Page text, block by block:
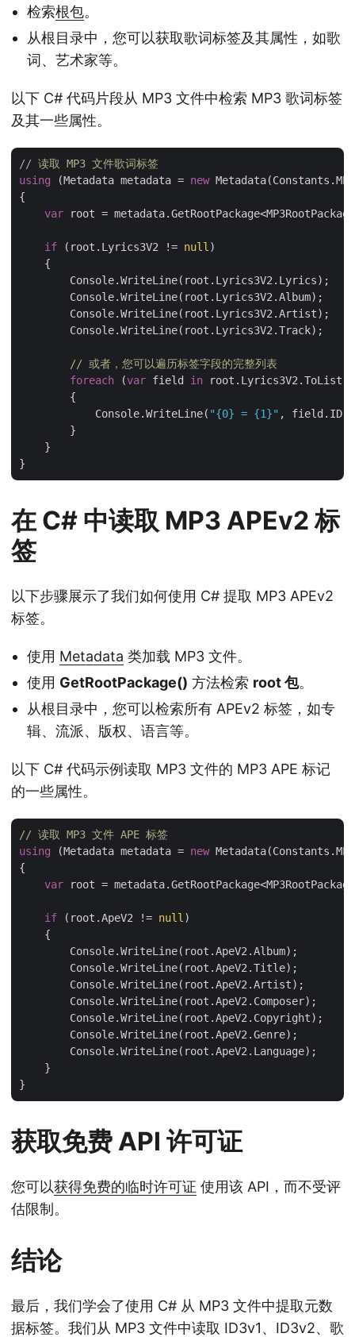
检索根包。
从根目录中，您可以获取歌词标签及其属性，如歌
词、艺术家等。
以下 C# 代码片段从 MP3 文件中检索 MP3 歌词标签
及其一些属性。
// 读取 MP3 文件歌词标签
using (Metadata metadata = new
{
var root =
if (root.Lyrics3V2 != null )
    {
        Console.WriteLine(root.Lyrics3V2.Lyrics);
        Console.WriteLine(root.Lyrics3V2.Album);
        Console.WriteLine(root.Lyrics3V2.Artist);
        Console.WriteLine(root.Lyrics3V2.Track);
// 或者，您可以遍历标签字段的完整列表
foreach (var field in
        {
            Console.WriteLine(
"{0} = {1}" , field.ID,
        }
    }
在 C# 中读取 MP3 APEv2 标
签
以下步骤展示了我们如何使用 C# 提取 MP3 APEv2
标签。
使用 Metadata 类加载 MP3 文件。
使用 GetRootPackage() 方法检索 root 包。
从根目录中，您可以检索所有 APEv2 标签，如专
辑、流派、版权、语言等。
以下 C# 代码示例读取 MP3 文件的 MP3 APE 标记
的一些属性。
// 读取 MP3 文件 APE 标签
using (Metadata metadata = new
{
var root =
if (root.ApeV2 != null )
    {
        Console.WriteLine(root.ApeV2.Album);
        Console.WriteLine(root.ApeV2.Title);
        Console.WriteLine(root.ApeV2.Artist);
        Console.WriteLine(root.ApeV2.Composer);
        Console.WriteLine(root.ApeV2.Copyright);
        Console.WriteLine(root.ApeV2.Genre);
        Console.WriteLine(root.ApeV2.Language);
    }
获取免费 API 许可证
您可以获得免费的临时许可证 使用该 API，而不受评
估限制。
结论
最后，我们学会了使用 C# 从 MP3 文件中提取元数
据标签。我们从 MP3 文件中读取 ID3v1、ID3v2、歌